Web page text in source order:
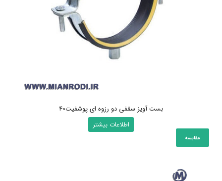
بست آویز سقفی دو رزوه ای پوشفیت40
اطلاعات بیشتر
مقایسه